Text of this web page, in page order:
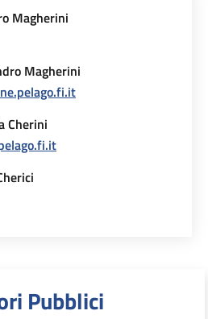
Magherini
Magherini
Cherini
Pubblici